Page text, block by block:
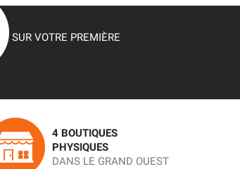
SUR VOTRE PREMIÈRE
4 BOUTIQUES
PHYSIQUES
DANS LE GRAND OUEST